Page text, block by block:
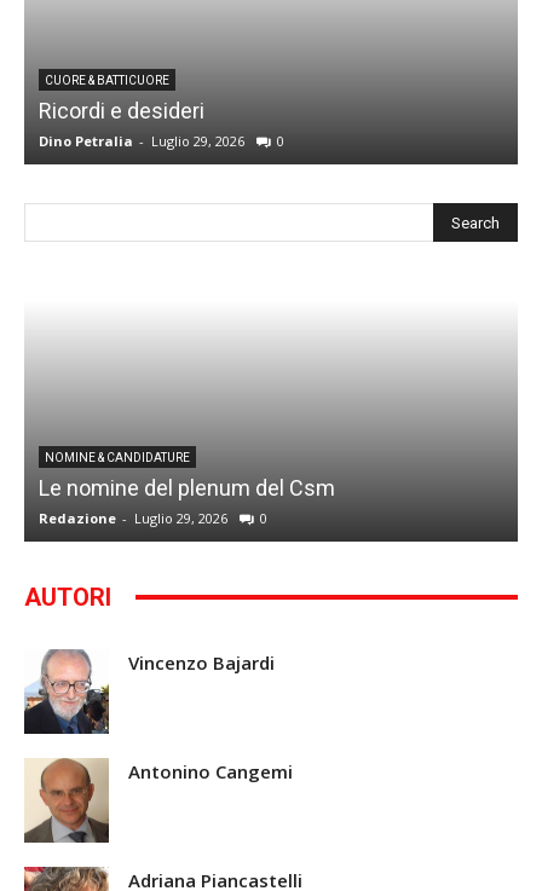
CUORE & BATTICUORE
Ricordi e desideri
Dino Petralia - Luglio 29, 2026 0
NOMINE & CANDIDATURE
Le nomine del plenum del Csm
Redazione - Luglio 29, 2026 0
AUTORI
Vincenzo Bajardi
Antonino Cangemi
Adriana Piancastelli